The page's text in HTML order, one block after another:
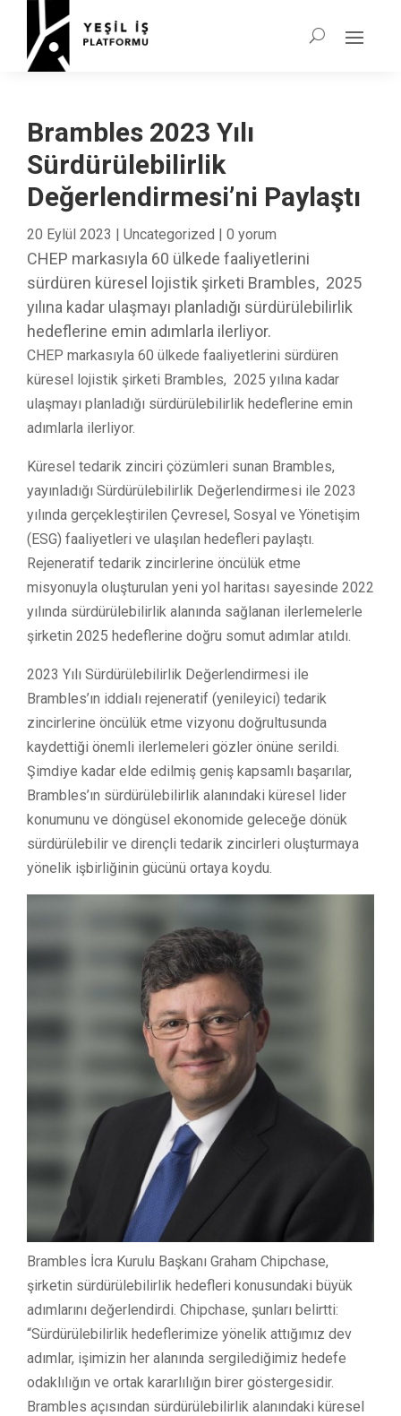
Brambles 2023 Yılı
Sürdürülebilirlik
Değerlendirmesi’ni Paylaştı
20 Eylül 2023 | Uncategorized | 0 yorum
CHEP markasıyla 60 ülkede faaliyetlerini
sürdüren küresel lojistik şirketi Brambles, 2025
yılına kadar ulaşmayı planladığı sürdürülebilirlik
hedeflerine emin adımlarla ilerliyor.
CHEP markasıyla 60 ülkede faaliyetlerini sürdüren
küresel lojistik şirketi Brambles, 2025 yılına kadar
ulaşmayı planladığı sürdürülebilirlik hedeflerine emin
adımlarla ilerliyor.
Küresel tedarik zinciri çözümleri sunan Brambles,
yayınladığı Sürdürülebilirlik Değerlendirmesi ile 2023
yılında gerçekleştirilen Çevresel, Sosyal ve Yönetişim
(ESG) faaliyetleri ve ulaşılan hedefleri paylaştı.
Rejeneratif tedarik zincirlerine öncülük etme
misyonuyla oluşturulan yeni yol haritası sayesinde 2022
yılında sürdürülebilirlik alanında sağlanan ilerlemelerle
şirketin 2025 hedeflerine doğru somut adımlar atıldı.
2023 Yılı Sürdürülebilirlik Değerlendirmesi ile
Brambles’ın iddialı rejeneratif (yenileyici) tedarik
zincirlerine öncülük etme vizyonu doğrultusunda
kaydettiği önemli ilerlemeleri gözler önüne serildi.
Şimdiye kadar elde edilmiş geniş kapsamlı başarılar,
Brambles’ın sürdürülebilirlik alanındaki küresel lider
konumunu ve döngüsel ekonomide geleceğe dönük
sürdürülebilir ve dirençli tedarik zincirleri oluşturmaya
yönelik işbirliğinin gücünü ortaya koydu.
Brambles İcra Kurulu Başkanı Graham Chipchase,
şirketin sürdürülebilirlik hedefleri konusundaki büyük
adımlarını değerlendirdi. Chipchase, şunları belirtti:
“Sürdürülebilirlik hedeflerimize yönelik attığımız dev
adımlar, işimizin her alanında sergilediğimiz hedefe
odaklılığın ve ortak kararlılığın birer göstergesidir.
Brambles açısından sürdürülebilirlik alanındaki küresel